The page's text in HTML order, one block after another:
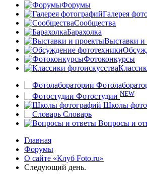
Форумы
Галерея
Сообщества
Барахолка
Выставки и
Фотоконкурсы
Фотостудии NEW
Школы
Словарь
Вопросы и
Главная
Форумы
О сайте «Клуб Foto.ru»
Следующий день.